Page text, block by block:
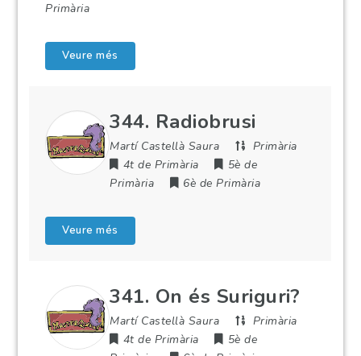
Primària
Veure més
344. Radiobrusi
Martí Castellà Saura
Primària
4t de Primària
5è de
Primària
6è de Primària
Veure més
341. On és Suriguri?
Martí Castellà Saura
Primària
4t de Primària
5è de